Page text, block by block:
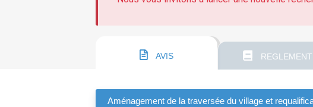
AVIS REGLEMENT
Aménagement de la traversée du village et